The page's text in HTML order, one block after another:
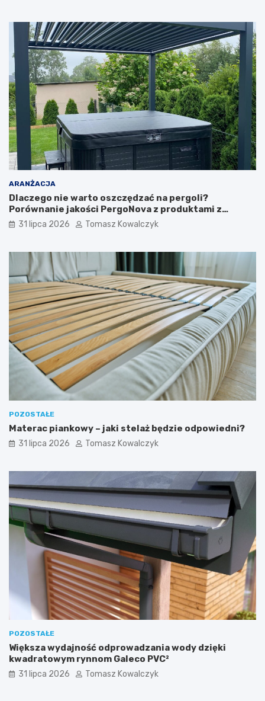
ARANŻACJA
Dlaczego nie warto oszczędzać na pergoli?
Porównanie jakości PergoNova z produktami z
marketu
31 lipca 2026 Tomasz Kowalczyk
POZOSTAŁE
Materac piankowy – jaki stelaż będzie odpowiedni?
31 lipca 2026 Tomasz Kowalczyk
POZOSTAŁE
Większa wydajność odprowadzania wody dzięki
kwadratowym rynnom Galeco PVC²
31 lipca 2026 Tomasz Kowalczyk